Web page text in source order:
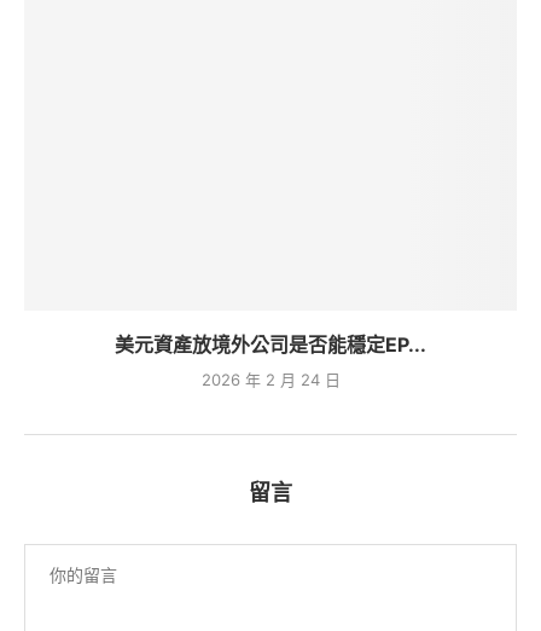
美元資產放境外公司是否能穩定EP...
2026 年 2 月 24 日
留言